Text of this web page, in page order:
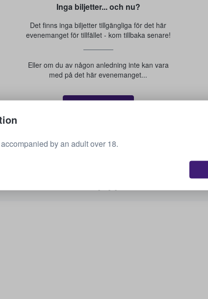
Inga biljetter... och nu?
Det finns inga biljetter tillgängliga för det här
evenemanget för tillfället - kom tillbaka senare!
Eller om du av någon anledning inte kan vara
med på det här evenemanget...
Se alla kommande evenemang
by an adult over 18.